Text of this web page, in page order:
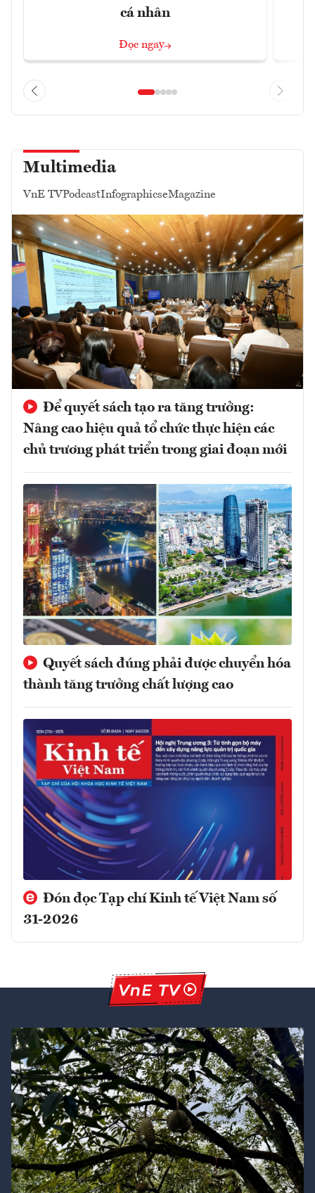
cá nhân
Đọc ngay
Multimedia
VnE TVPodcastInfographicseMagazine
Để quyết sách tạo ra tăng trưởng:
Nâng cao hiệu quả tổ chức thực hiện các
chủ trương phát triển trong giai đoạn mới
Quyết sách đúng phải được chuyển hóa
thành tăng trưởng chất lượng cao
Đón đọc Tạp chí Kinh tế Việt Nam số
31-2026